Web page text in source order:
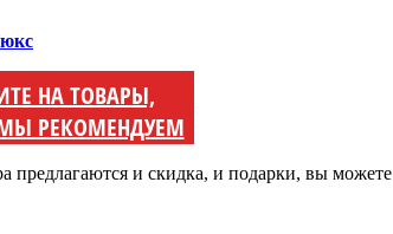
НА ТОВАРЫ,
РЕКОМЕНДУЕМ
предлагаются и скидка, и подарки, вы можете